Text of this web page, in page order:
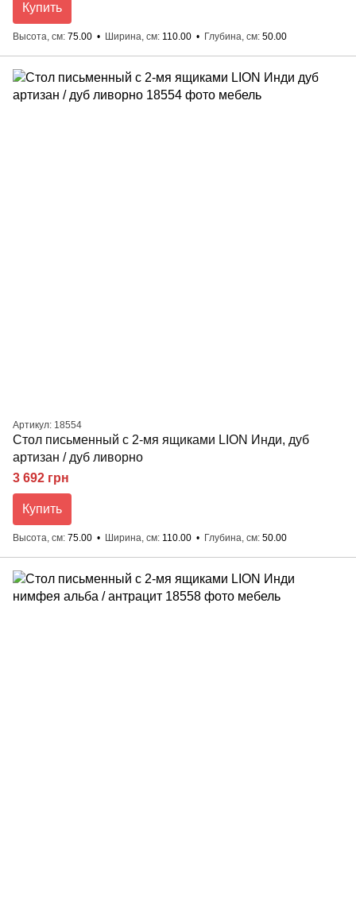
Купить
Высота, см 75.00 Ширина, см 110.00 Глубина, см 50.00
Артикул: 18554
Стол письменный с 2-мя ящиками LION Инди, дуб
артизан / дуб ливорно
3 692 грн
Купить
Высота, см 75.00 Ширина, см 110.00 Глубина, см 50.00